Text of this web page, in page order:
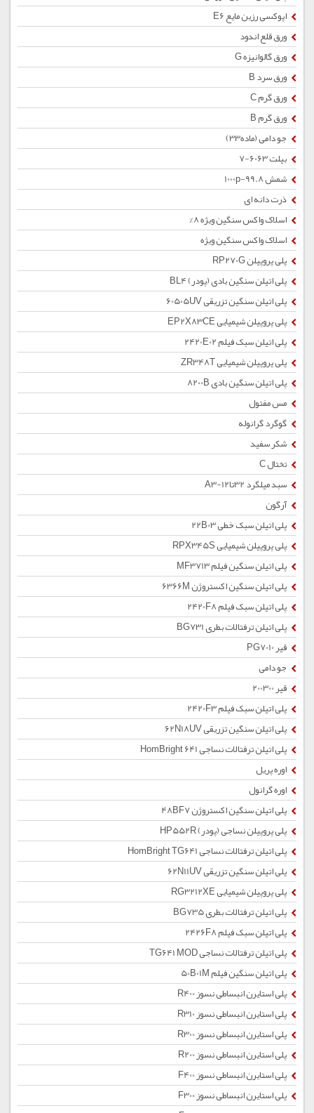
اپوکسی رزین مایع E6
ورق قلع اندود
ورق گالوانیزه G
ورق سرد B
ورق گرم C
ورق گرم B
جو دامی (ماده33)
بیلت 6063-7
شمش 1000p-99.8
ذرت دانه ای
اسلاک واکس سنگین ویژه 8%
اسلاک واکس سنگین ویژه
پلی پروپیلن RP270G
پلی اتیلن سنگین بادی (پودر) BL4
پلی اتیلن سنگین تزریقی 60505UV
پلی پروپیلن شیمیایی EP2X83CE
پلی اتیلن سبک فیلم 2420E02
پلی پروپیلن شیمیایی ZR348T
پلی اتیلن سنگین بادی 8200B
مس مفتول
گوگرد گرانوله
شکر سفید
تختال C
سبد میلگرد 32تا12-A3
آرگون
پلی اتیلن سبک خطی 22B03
پلی پروپیلن شیمیایی RPX345S
پلی اتیلن سنگین فیلم MF3713
پلی اتیلن سنگین اکستروژن 6366M
پلی اتیلن سبک فیلم 2420F8
پلی اتیلن ترفتالات بطری BG731
قیر PG7010
جو دامی
قیر 200300
پلی اتیلن سبک فیلم 2420F3
پلی اتیلن سنگین تزریقی 62N18UV
پلی اتیلن ترفتالات نساجی HomBright 641
اوره پریل
اوره گرانول
پلی اتیلن سنگین اکستروژن 48BF7
پلی پروپیلن نساجی (پودر) HP552R
پلی اتیلن ترفتالات نساجی HomBright TG641
پلی اتیلن سنگین تزریقی 62N11UV
پلی پروپیلن شیمیایی RG3212XE
پلی اتیلن ترفتالات بطری BG735
پلی اتیلن سبک فیلم 2426F8
پلی اتیلن ترفتالات نساجی TG641 MOD
پلی اتیلن سنگین فیلم 50B01M
پلی استایرن انبساطی نسوز R400
پلی استایرن انبساطی نسوز R310
پلی استایرن انبساطی نسوز R300
پلی استایرن انبساطی نسوز R200
پلی استایرن انبساطی نسوز F400
پلی استایرن انبساطی نسوز F300